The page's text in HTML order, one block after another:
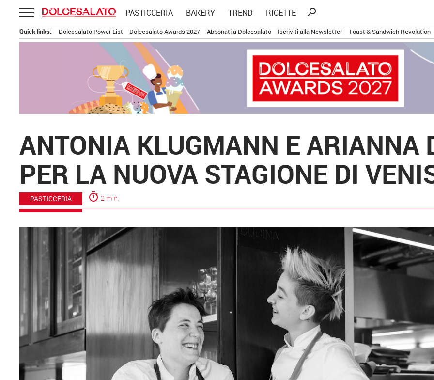
Passa
al
contenuto
PASTICCERIA BAKERY TREND RICETTE
Ricerca
search
Quick links: Dolcesalato Power List Dolcesalato Awards 2027 Abbonati a Dolcesalato Iscriviti alla Newsletter Toast & Sandwich Revolution
ANTONIA KLUGMANN E ARIANNA
PER LA NUOVA STAGIONE DI
PASTICCERIA timer 2 min.